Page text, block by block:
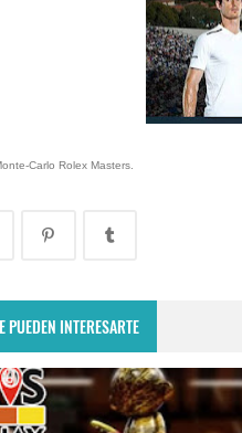
Carlo Rolex Masters.
PUEDEN INTERESARTE